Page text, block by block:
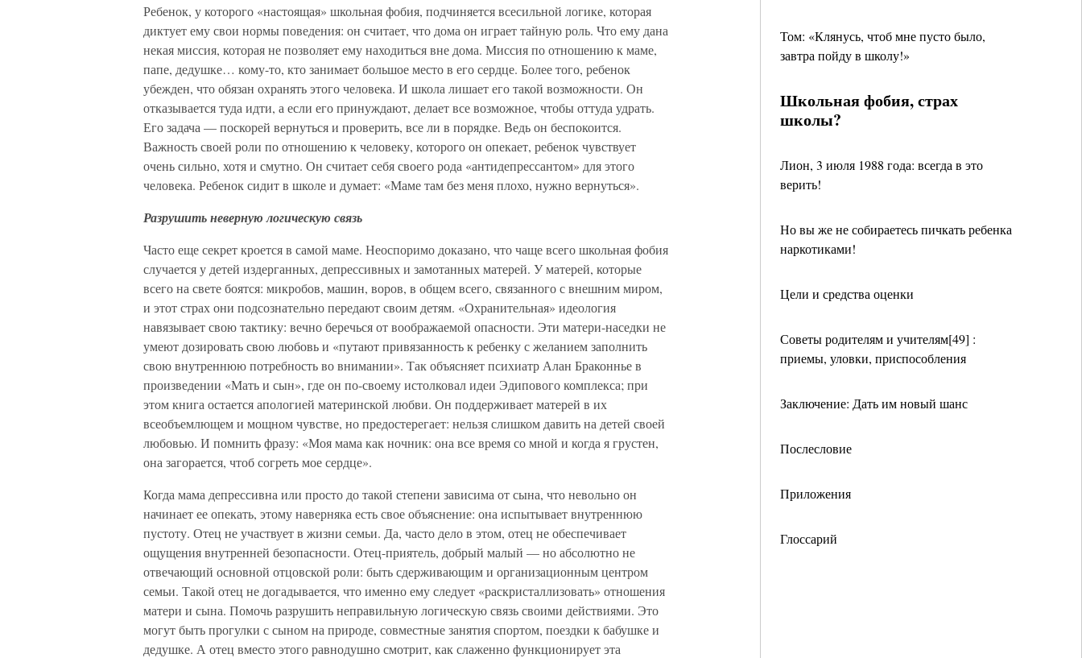
Том: «Клянусь, чтоб мне пусто было,
завтра пойду в школу!»
Школьная фобия, страх
школы?
Лион, 3 июля 1988 года: всегда в это
верить!
Но вы же не собираетесь пичкать ребенка
наркотиками!
Цели и средства оценки
Советы родителям и учителям[49] :
приемы, уловки, приспособления
Заключение: Дать им новый шанс
Послесловие
Приложения
Глоссарий
Ребенок, у которого «настоящая» школьная фобия, подчиняется всесильной логике, которая
диктует ему свои нормы поведения: он считает, что дома он играет тайную роль. Что ему дана
некая миссия, которая не позволяет ему находиться вне дома. Миссия по отношению к маме,
папе, дедушке… кому-то, кто занимает большое место в его сердце. Более того, ребенок
убежден, что обязан охранять этого человека. И школа лишает его такой возможности. Он
отказывается туда идти, а если его принуждают, делает все возможное, чтобы оттуда удрать.
Его задача — поскорей вернуться и проверить, все ли в порядке. Ведь он беспокоится.
Важность своей роли по отношению к человеку, которого он опекает, ребенок чувствует
очень сильно, хотя и смутно. Он считает себя своего рода «антидепрессантом» для этого
человека. Ребенок сидит в школе и думает: «Маме там без меня плохо, нужно вернуться».
Разрушить неверную логическую связь
Часто еще секрет кроется в самой маме. Неоспоримо доказано, что чаще всего школьная фобия
случается у детей издерганных, депрессивных и замотанных матерей. У матерей, которые
всего на свете боятся: микробов, машин, воров, в общем всего, связанного с внешним миром,
и этот страх они подсознательно передают своим детям. «Охранительная» идеология
навязывает свою тактику: вечно беречься от воображаемой опасности. Эти матери-наседки не
умеют дозировать свою любовь и «путают привязанность к ребенку с желанием заполнить
свою внутреннюю потребность во внимании». Так объясняет психиатр Алан Браконнье в
произведении «Мать и сын», где он по-своему истолковал идеи Эдипового комплекса; при
этом книга остается апологией материнской любви. Он поддерживает матерей в их
всеобъемлющем и мощном чувстве, но предостерегает: нельзя слишком давить на детей своей
любовью. И помнить фразу: «Моя мама как ночник: она все время со мной и когда я грустен,
она загорается, чтоб согреть мое сердце».
Когда мама депрессивна или просто до такой степени зависима от сына, что невольно он
начинает ее опекать, этому наверняка есть свое объяснение: она испытывает внутреннюю
пустоту. Отец не участвует в жизни семьи. Да, часто дело в этом, отец не обеспечивает
ощущения внутренней безопасности. Отец-приятель, добрый малый — но абсолютно не
отвечающий основной отцовской роли: быть сдерживающим и организационным центром
семьи. Такой отец не догадывается, что именно ему следует «раскристаллизовать» отношения
матери и сына. Помочь разрушить неправильную логическую связь своими действиями. Это
могут быть прогулки с сыном на природе, совместные занятия спортом, поездки к бабушке и
дедушке. А отец вместо этого равнодушно смотрит, как слаженно функционирует эта